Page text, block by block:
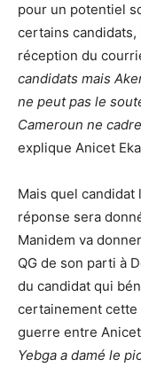
pour un potentiel
certains candidats,
réception du
candidats mais
ne peut pas le
Cameroun ne
explique Anicet
Mais quel
réponse sera
Manidem va
QG de son parti à
du candidat qui
certainement cette
guerre entre
Yebga a damé le